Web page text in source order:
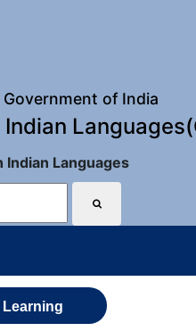
of India
Languages
Learning